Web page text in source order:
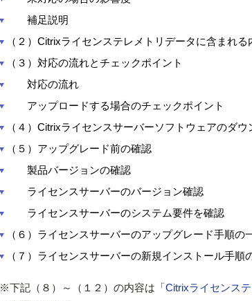
補足説明
（２）Citrixライセンステレメトリデータに含まれる
（３）対応の流れとチェックポイント
対応の流れ
アップロードする場合のチェックポイント
（４）Citrixライセンスサーバーソフトウェアのダ
（５）アップグレード前の確認
製品バージョンの確認
ライセンスサーバーのバージョン確認
ライセンスサーバーのシステム要件を確認
（６）ライセンスサーバーのアップグレード手順の
（７）ライセンスサーバーの新規インストール手順
※下記（８）～（１２）の内容は「Citrixライセンス